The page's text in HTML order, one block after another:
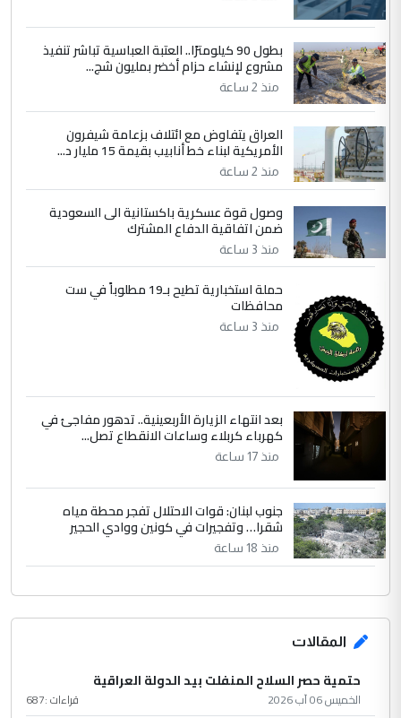
جنسية الرافد الثالث للعراق ومن اصول عريقة
ابا فرات ...
الموضوع :
الجواهري يرد على صدام حسين سل
مضجعيك يابن الزنا (نص كامل)
5 سردار
التعليق : واحد من عصابة علي ماما يسقط
جنسية الرافد الثالث للعراق ومن اصول عريقة
الموضوع :
الجواهري يرد على صدام حسين سل
مضجعيك يابن الزنا (نص كامل)
بطول 90 كيلومترًا.. العتبة العباسية تباشر تنفيذ
مشروع لإنشاء حزام أخضر بمليون شج...
منذ 2 ساعة
العراق يتفاوض مع ائتلاف بزعامة شيفرون
الأمريكية لبناء خط أنابيب بقيمة 15 مليار د...
منذ 2 ساعة
وصول قوة عسكرية باكستانية الى السعودية
ضمن اتفاقية الدفاع المشترك
منذ 3 ساعة
حملة استخبارية تطيح بـ19 مطلوباً في ست
محافظات
منذ 3 ساعة
بعد انتهاء الزيارة الأربعينية.. تدهور مفاجئ في
كهرباء كربلاء وساعات الانقطاع تصل...
منذ 17 ساعة
جنوب لبنان: قوات الاحتلال تفجر محطة مياه
شقرا… وتفجيرات في كونين ووادي الحجير
منذ 18 ساعة
المقالات
حتمية حصر السلاح المنفلت بيد الدولة العراقية
الخميس 06 آب 2026 قراءات :687